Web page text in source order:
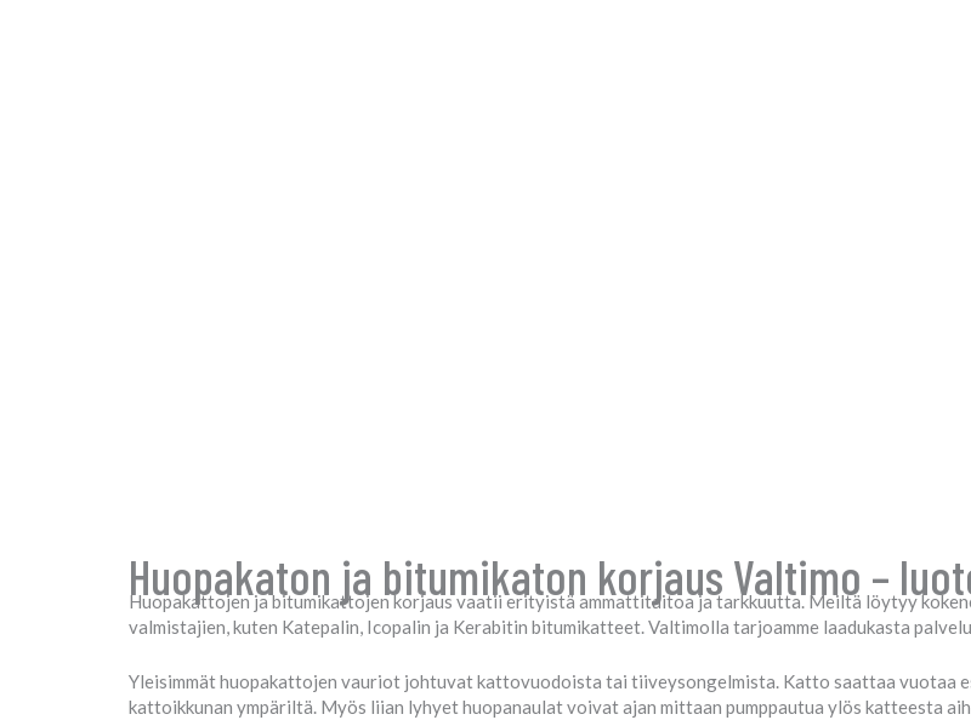
Huopakaton ja bitumikaton korjaus Valtimo –
Huopakattojen ja bitumikattojen korjaus vaatii erityistä ammattitaitoa ja tarkkuutta. Meiltä löytyy
valmistajien, kuten Katepalin, Icopalin ja Kerabitin bitumikatteet. Valtimolla tarjoamme laadukasta
Yleisimmät huopakattojen vauriot johtuvat kattovuodoista tai tiiveysongelmista. Katto saattaa vuotaa
kattoikkunan ympäriltä. Myös liian lyhyet huopanaulat voivat ajan mittaan pumppautua ylös katteesta